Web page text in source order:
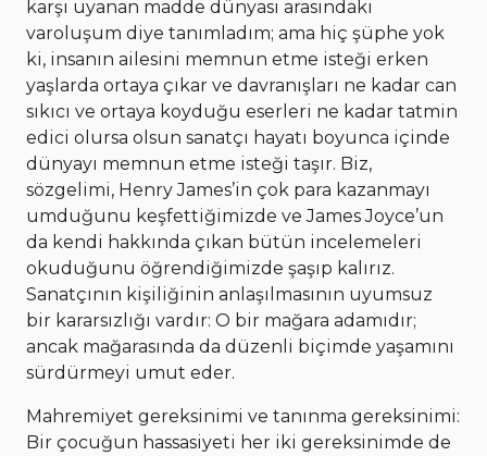
karşı uyanan madde dünyası arasındaki
varoluşum diye tanımladım; ama hiç şüphe yok
ki, insanın ailesini memnun etme isteği erken
yaşlarda ortaya çıkar ve davranışları ne kadar can
sıkıcı ve ortaya koyduğu eserleri ne kadar tatmin
edici olursa olsun sanatçı hayatı boyunca içinde
dünyayı memnun etme isteği taşır. Biz,
sözgelimi, Henry James’in çok para kazanmayı
umduğunu keşfettiğimizde ve James Joyce’un
da kendi hakkında çıkan bütün incelemeleri
okuduğunu öğrendiğimizde şaşıp kalırız.
Sanatçının kişiliğinin anlaşılmasının uyumsuz
bir kararsızlığı vardır: O bir mağara adamıdır;
ancak mağarasında da düzenli biçimde yaşamını
sürdürmeyi umut eder.
Mahremiyet gereksinimi ve tanınma gereksinimi:
Bir çocuğun hassasiyeti her iki gereksinimde de